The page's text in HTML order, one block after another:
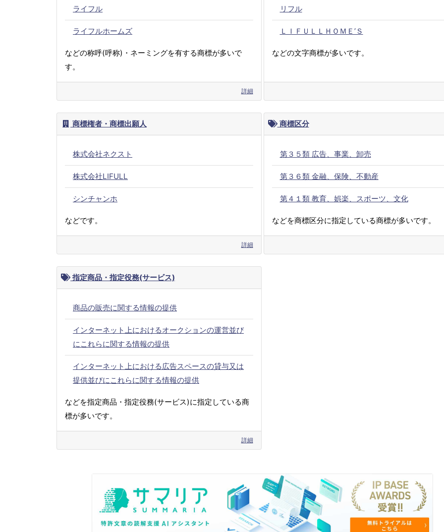
ライフル
ライフルホームズ
などの称呼(呼称)・ネーミングを有する商標が多いで
す。
詳細
リフル
ＬＩＦＵＬＬＨＯＭＥ’Ｓ
などの文字商標が多いです。
商標権者・商標出願人
株式会社ネクスト
株式会社LIFULL
シンチャンホ
などです。
詳細
商標区分
第３５類 広告、事業、卸売
第３６類 金融、保険、不動産
第４１類 教育、娯楽、スポーツ、文化
などを商標区分に指定している商標が多いです。
指定商品・指定役務(サービス)
商品の販売に関する情報の提供
インターネット上におけるオークションの運営並び
にこれらに関する情報の提供
インターネット上における広告スペースの貸与又は
提供並びにこれらに関する情報の提供
などを指定商品・指定役務(サービス)に指定している商
標が多いです。
詳細